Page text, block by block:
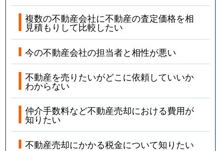
複数の不動産会社に不動産の査定価格を相
見積もりして比較したい
今の不動産会社の担当者と相性が悪い
不動産を売りたいがどこに依頼していいか
わからない
仲介手数料など不動産売却における費用が
知りたい
不動産売却にかかる税金について知りたい